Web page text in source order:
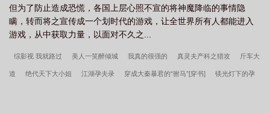
但为了防止造成恐慌，各国上层心照不宣的将神魔降临的事情隐
瞒，转而将之宣传成一个划时代的游戏，让全世界所有人都能进入
游戏，从中获取力量，以面对不久之...
综影视 我就路过 美人一笑醉倾城 我真的很强的 真灵夫产科之猎攻 斤车大
道 绝代天下大小姐 江湖孕夫录 穿成大秦暴君的“驸马”[穿书] 镁光灯下的孕